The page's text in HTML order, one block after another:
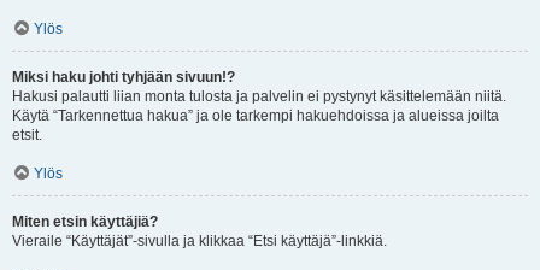
Ylös
Miksi haku johti tyhjään sivuun!?
Hakusi palautti liian monta tulosta ja palvelin ei pystynyt käsittelemään niitä.
Käytä “Tarkennettua hakua” ja ole tarkempi hakuehdoissa ja alueissa joilta
etsit.
Ylös
Miten etsin käyttäjiä?
Vieraile “Käyttäjät”-sivulla ja klikkaa “Etsi käyttäjä”-linkkiä.